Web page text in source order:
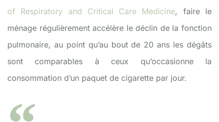
of Respiratory and Critical Care Medicine, faire le
ménage régulièrement accélère le déclin de la fonction
pulmonaire, au point qu’au bout de 20 ans les dégâts
sont comparables à ceux qu’occasionne la
consommation d’un paquet de cigarette par jour.